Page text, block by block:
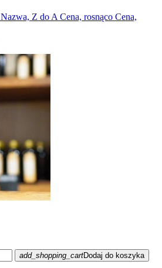
Nazwa, Z do A Cena, rosnąco Cena,
add_shopping_cartDodaj do koszyka